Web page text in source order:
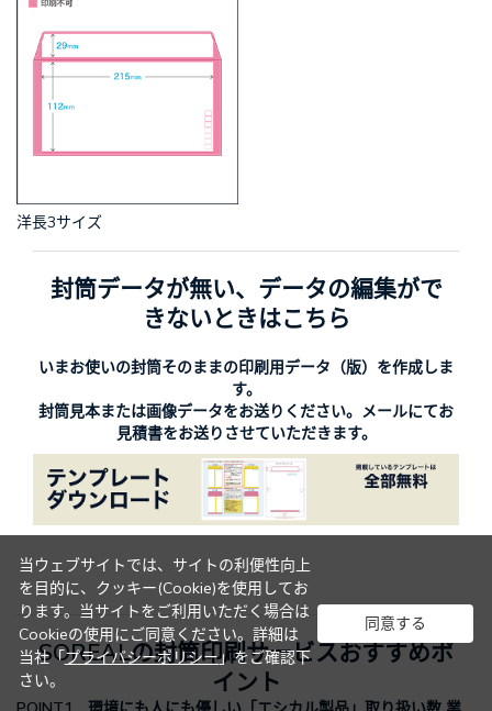
洋長3サイズ
封筒データが無い、データの編集がで
きないときはこちら
いまお使いの封筒そのままの印刷用データ（版）を作成しま
す。
封筒見本または画像データをお送りください。メールにてお
見積書をお送りさせていただきます。
SOREALの封筒印刷サービスおすすめポ
イント
当ウェブサイトでは、サイトの利便性向上
を目的に、クッキー(Cookie)を使用してお
ります。当サイトをご利用いただく場合は
Cookieの使用にご同意ください。詳細は
当社「プライバシーポリシー」をご確認下
さい。
同意する